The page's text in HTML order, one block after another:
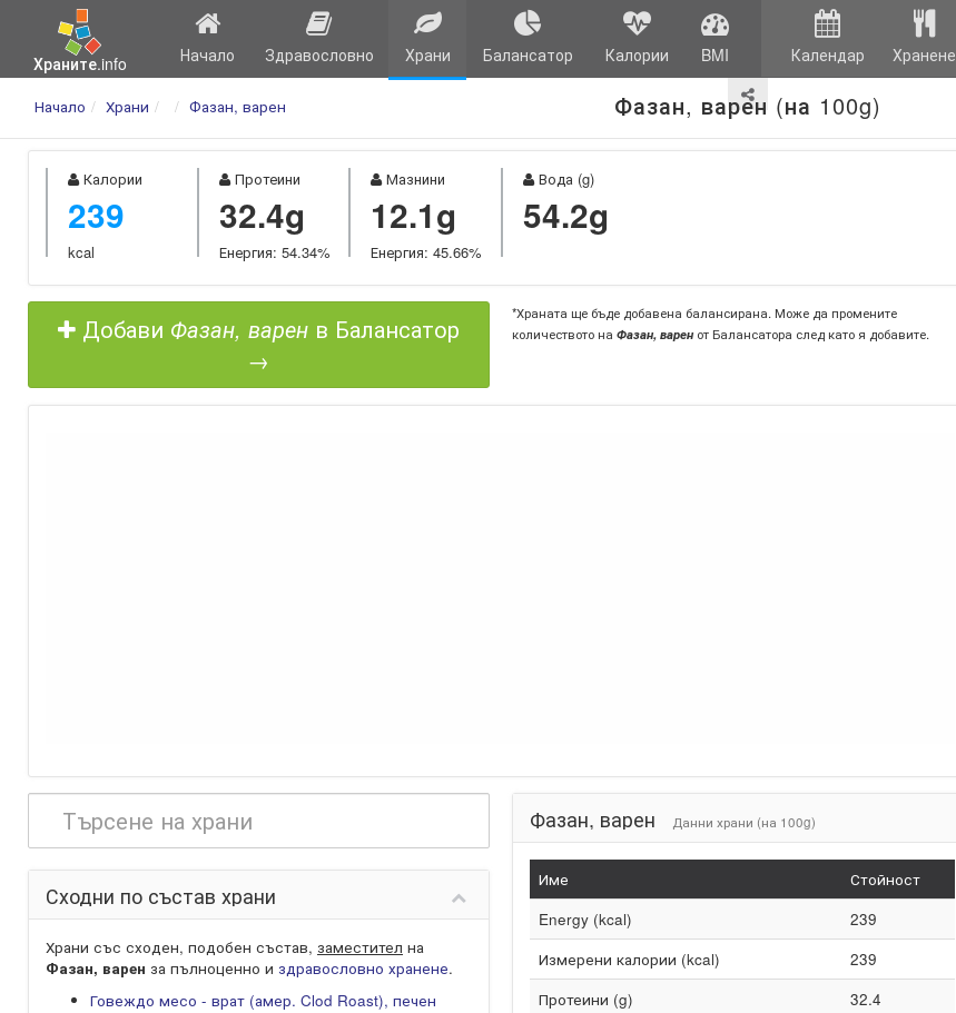
Храните.info Начало Здравословно Храни Балансатор Калории BMI Календар Хранене
Фазан, варен (на 100g)
Начало Храни Фазан, варен
Калории
239
kcal
Протеини
32.4g
Енергия: 54.34%
Мазнини
12.1g
Енергия: 45.66%
Вода (g)
54.2g
Добави Фазан, варенв Балансатор
→
*Храната ще бъде добавена балансирана. Може да промените
количеството на Фазан, варенот Балансатора след като я добавите.
Сходни по състав храни
Храни със сходен, подобен състав, заместител на
Фазан, варен за пълноценно и здравословно хранене.
Говеждо месо - врат (амер. Clod Roast), печен
Фазан, варен Данни храни (на 100g)
Име
Стойност
Energy (kcal)
239
Измерени калории (kcal)
239
Протеини (g)
32.4